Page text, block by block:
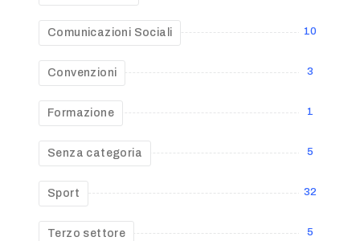
Comunicazioni Sociali 10
Convenzioni 3
Formazione 1
Senza categoria 5
Sport 32
Terzo settore
5